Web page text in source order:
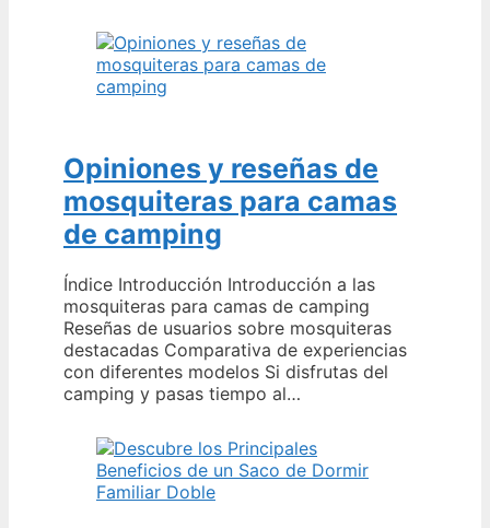
Opiniones y reseñas de
mosquiteras para camas
de camping
Índice Introducción Introducción a las
mosquiteras para camas de camping
Reseñas de usuarios sobre mosquiteras
destacadas Comparativa de experiencias
con diferentes modelos Si disfrutas del
camping y pasas tiempo al…